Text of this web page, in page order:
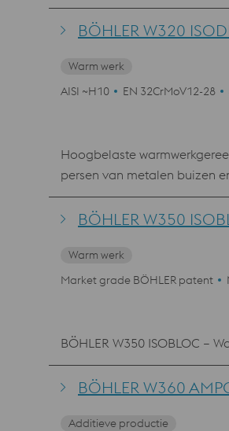
productie van schroeven,
warmschaarmessen,
BÖHLER W320
Warm werk
AISI ~H10
EN 32CrMoV12-28
Hoogbelaste
persen van metalen buizen
productie van schroeven,
warmschaarmessen,
BÖHLER W350
Warm werk
Market grade BÖHLER patent
BÖHLER W350 ISOBLOC –
BÖHLER W360
Additieve productie